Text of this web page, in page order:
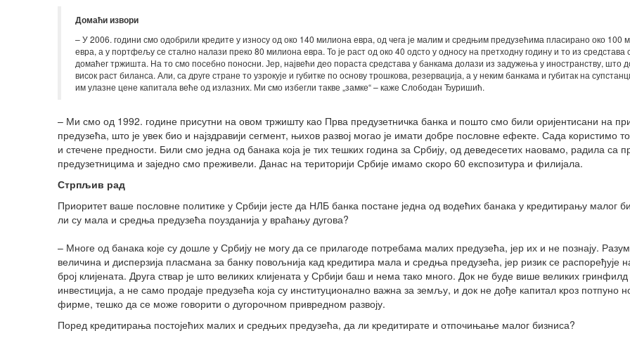
Домаћи извори
– У 2006. години смо одобрили кредите у износу од око 140 милиона евра, од чега је малим и средњим предузећима пласирано око 100
евра, а у портфељу се стално налази преко 80 милиона евра. То је раст од око 40 одсто у односу на претходну годину и то из средстава
домаћег тржишта. На то смо посебно поносни. Јер, највећи део пораста средстава у банкама долази из задужења у иностранству, што
висок раст биланса. Али, са друге стране то узрокује и губитке по основу трошкова, резервација, а у неким банкама и губитак на
им улазне цене капитала веће од излазних. Ми смо избегли такве „замке“ – каже Слободан Ђуришић.
– Ми смо од 1992. године присутни на овом тржишту као Прва предузетничка банка и пошто смо били оријентисани на
предузећа, што је увек био и најздравији сегмент, њихов развој могао је имати добре пословне ефекте. Сада користимо
и стечене предности. Били смо једна од банака која је тих тешких година за Србију, од деведесетих наовамо, радила са
предузетницима и заједно смо преживели. Данас на територији Србије имамо скоро 60 експозитура и филијала.
Стрпљив рад
Приоритет ваше пословне политике у Србији јесте да НЛБ банка постане једна од водећих банака у кредитирању малог
ли су мала и средња предузећа поузданија у враћању дугова?
– Многе од банака које су дошле у Србију не могу да се прилагоде потребама малих предузећа, јер их и не познају.
величина и дисперзија пласмана за банку повољнија кад кредитира мала и средња предузећа, јер ризик се распоређује
број клијената. Друга ствар је што великих клијената у Србији баш и нема тако много. Док не буде више великих гринфилд
инвестиција, а не само продаје предузећа која су институционално важна за земљу, и док не дође капитал кроз потпуно
фирме, тешко да се може говорити о дугорочном привредном развоју.
Поред кредитирања постојећих малих и средњих предузећа, да ли кредитирате и отпочињање малог бизниса?